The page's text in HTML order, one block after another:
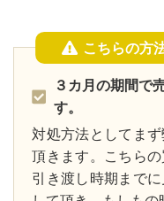
こちらの方
３カ月の期間で
す。
対処方法としてま
頂きます。こちら
引き渡し時期まで